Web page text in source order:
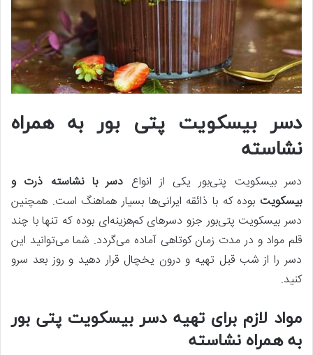
دسر بیسکویت پتی بور به همراه
نشاسته
دسر بیسکویت پتی‌بور یکی از انواع دسر با نشاسته ذرت و
بیسکویت بوده که با ذائقه ایرانی‌ها بسیار هماهنگ است. همچنین
دسر بیسکویت پتی‌بور جزو دسرهای کم‌هزینه‌ای بوده که تنها با چند
قلم مواد و در مدت زمان کوتاهی آماده می‌گردد. شما می‌توانید این
دسر را از شب قبل تهیه و درون یخچال قرار دهید و روز بعد سرو
کنید.
مواد لازم برای تهیه دسر بیسکویت پتی بور
به همراه نشاسته